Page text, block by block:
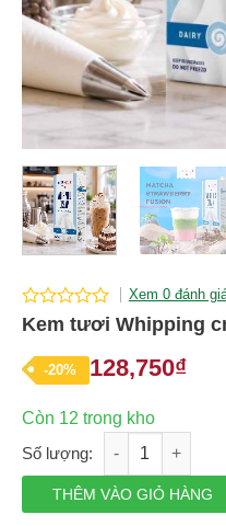
0
of
5
Xem 0 đánh
Kem tươi Whipping
-20%
Giá
là:
162,500₫.
128,750₫Giá
tại
Còn 12 trong kho
Kem tươi Whipping cream
THÊM VÀO GIỎ HÀNG